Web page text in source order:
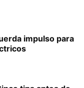
impulso para